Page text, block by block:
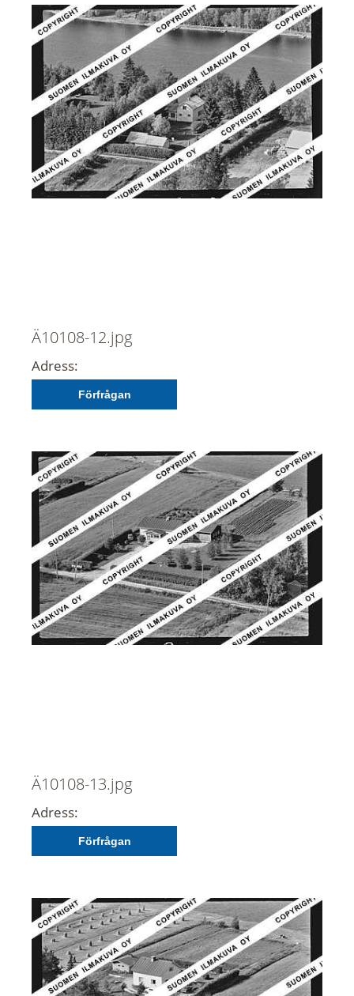
Ä10108-12.jpg
Adress:
Förfrågan
Ä10108-13.jpg
Adress:
Förfrågan